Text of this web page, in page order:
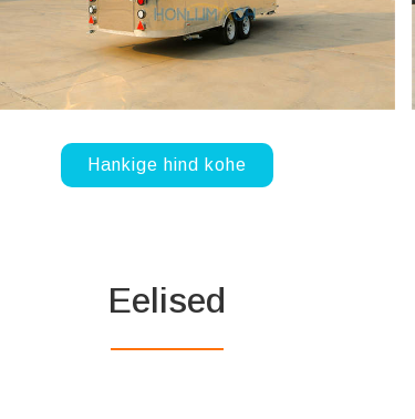
Hankige hind kohe
Eelised